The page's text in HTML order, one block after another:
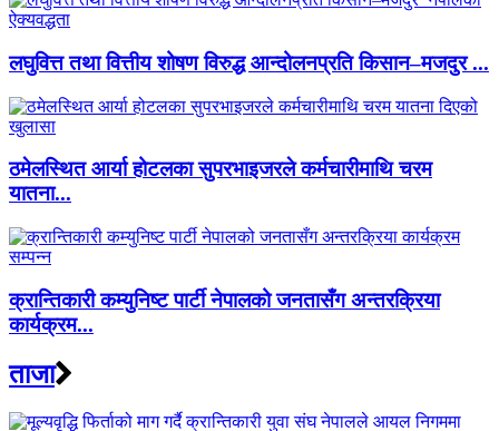
लघुवित्त तथा वित्तीय शोषण विरुद्ध आन्दोलनप्रति किसान–मजदुर ...
ठमेलस्थित आर्या होटलका सुपरभाइजरले कर्मचारीमाथि चरम
यातना...
क्रान्तिकारी कम्युनिष्ट पार्टी नेपालको जनतासँग अन्तरक्रिया
कार्यक्रम...
ताजा